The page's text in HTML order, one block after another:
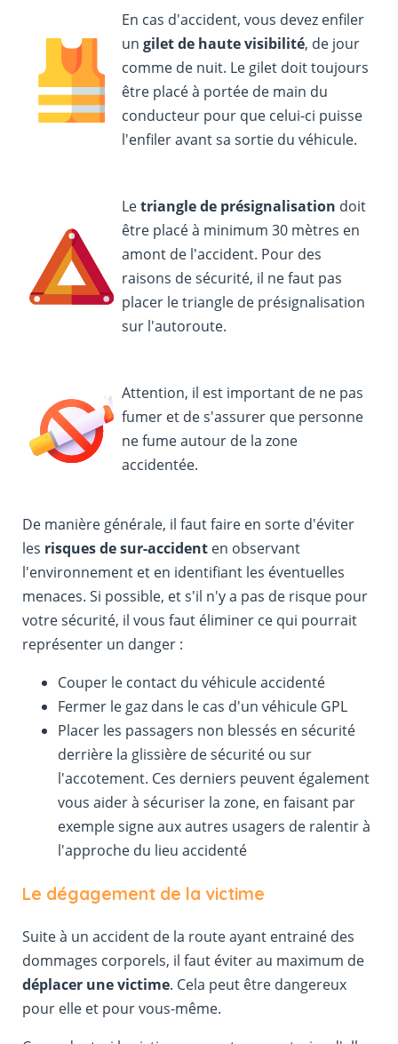
En cas d'accident, vous devez enfiler
un gilet de haute visibilité, de jour
comme de nuit. Le gilet doit toujours
être placé à portée de main du
conducteur pour que celui-ci puisse
l'enfiler avant sa sortie du véhicule.
Letriangle de présignalisation doit
être placé à minimum 30 mètres en
amont de l'accident. Pour des
raisons de sécurité, il ne faut pas
placer le triangle de présignalisation
sur l'autoroute.
Attention, il est important de ne pas
fumer et de s'assurer que personne
ne fume autour de la zone
accidentée.
De manière générale, il faut faire en sorte d'éviter
les risques de sur-accidenten observant
l'environnement et en identifiant les éventuelles
menaces. Si possible, et s'il n'y a pas de risque pour
votre sécurité, il vous faut éliminer ce qui pourrait
représenter un danger :
Couper le contact du véhicule accidenté
Fermer le gaz dans le cas d'un véhicule GPL
Placer les passagers non blessés en sécurité
derrière la glissière de sécurité ou sur
l'accotement. Ces derniers peuvent également
vous aider à sécuriser la zone, en faisant par
exemple signe aux autres usagers de ralentir à
l'approche du lieu accidenté
Le dégagement de la victime
Suite à un accident de la route ayant entrainé des
dommages corporels, il faut éviter au maximum de
déplacer une victime. Cela peut être dangereux
pour elle et pour vous-même.